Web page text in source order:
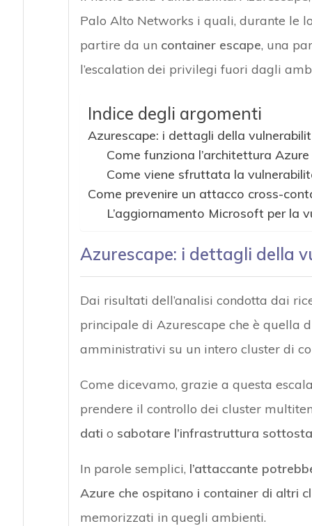
Palo Alto Networks i quali, durante le
partire da un container escape, una
l’escalation dei privilegi fuori dagli
Indice degli argomenti
Azurescape: i dettagli della
Come funziona l’architettura
Come viene sfruttata la
Come prevenire un attacco cross-
L’aggiornamento Microsoft per la
Azurescape: i dettagli della
Dai risultati dell’analisi condotta dai
principale di Azurescape che è quella
amministrativi su un intero cluster di
Come dicevamo, grazie a questa
prendere il controllo dei cluster
dati o sabotare l’infrastruttura
In parole semplici, l’attaccante
Azure che ospitano i container di altri
memorizzati in quegli ambienti.